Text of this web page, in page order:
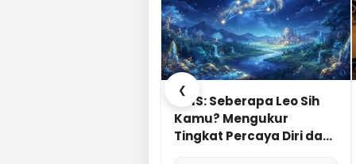
❮
KUIS: Seberapa Leo Sih
Kamu? Mengukur
Tingkat Percaya Diri dan